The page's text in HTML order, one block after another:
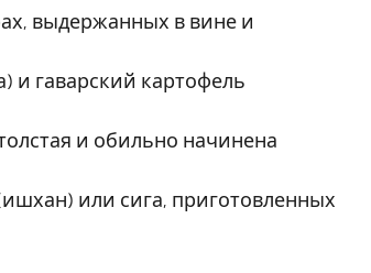
выдержанных в вине и
и гаварский картофель
и обильно начинена
или сига, приготовленных